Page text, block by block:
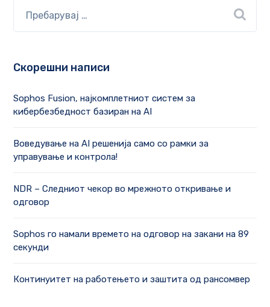
Скорешни написи
Sophos Fusion, најкомплетниот систем за
кибербезбедност базиран на AI
Воведување на AI решенија само со рамки за
управување и контрола!
NDR – Следниот чекор во мрежното откривање и
одговор
Sophos го намали времето на одговор на закани на 89
секунди
Континуитет на работењето и заштита од рансомвер